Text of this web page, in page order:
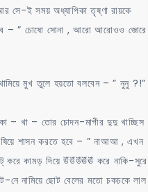
সে-ই সময় অধ্যাপিকা তৃষ্ণা রায়কে
হবে – ” চোষো সোনা , আরো আরোওও জোরে
মুখ তুলে হয়তো বলবেন – ” নুনু ?!”
– খা – তোর চোদন-মাগীর দুদু খাচ্ছিস
শাসন করতে হবে – ” নাআআ , এখন
কামড় দিয়ে উঁউঁউঁঊঁঊঁ করে নাকি-সুরে
নে নামিয়ে ছোট বেলের মতো চকচকে লাল